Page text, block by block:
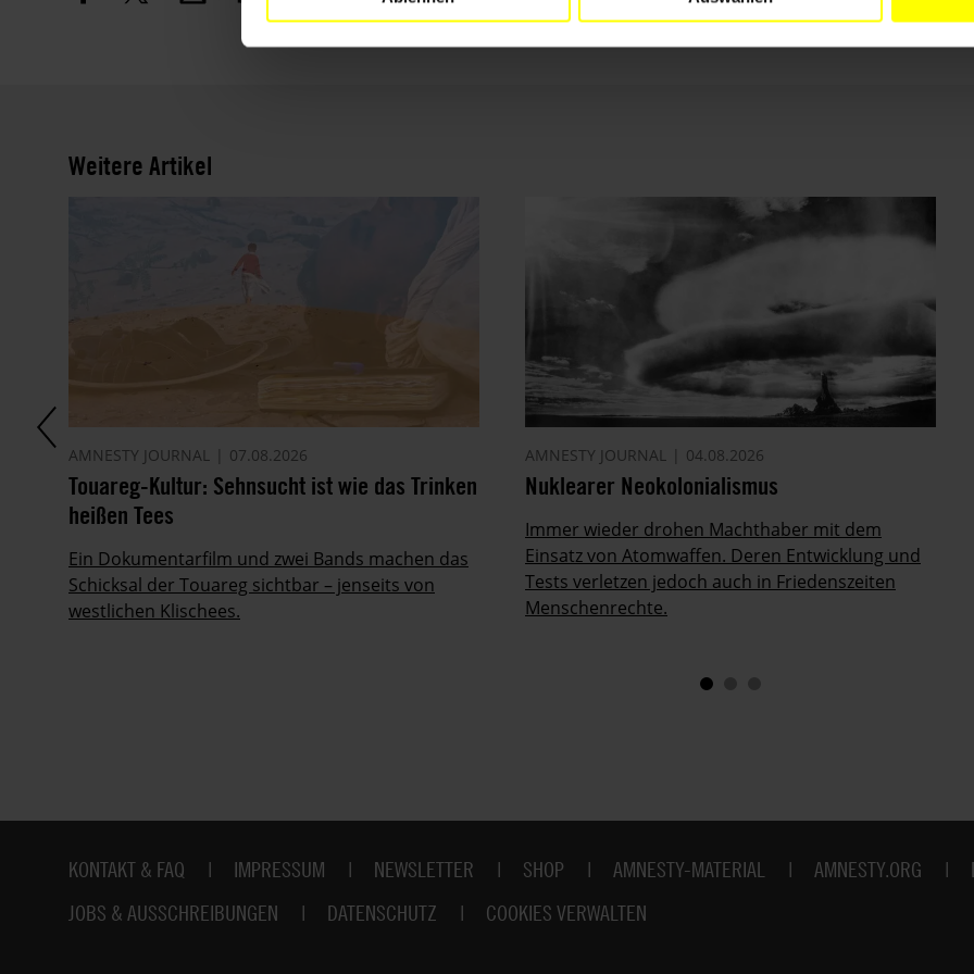
Weitere Artikel
AMNESTY JOURNAL 07.08.2026
Touareg-Kultur: Sehnsucht ist wie das Trinken
heißen Tees
Ein Dokumentarfilm und zwei Bands machen das
Schicksal der Touareg sichtbar – jenseits von
westlichen Klischees.
AMNESTY JOURNAL 04.08.2026
Nuklearer Neokolonialismus
Immer wieder drohen Machthaber mit dem
Einsatz von Atomwaffen. Deren Entwicklung und
Tests verletzen jedoch auch in Friedenszeiten
Menschenrechte.
Fußbereich
KONTAKT & FAQ IMPRESSUM NEWSLETTER SHOP AMNESTY-MATERIAL AMNESTY.ORG
JOBS & AUSSCHREIBUNGEN
DATENSCHUTZ COOKIES VERWALTEN